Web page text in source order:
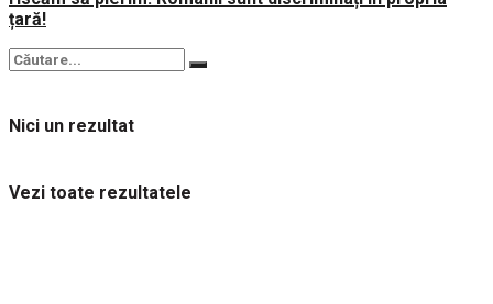
Nici un rezultat
Vezi toate rezultatele